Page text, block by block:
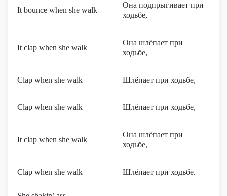
It bounce when she walk
Она подпрыгивает при
ходьбе,
It clap when she walk
Она шлёпает при
ходьбе,
Clap when she walk Шлёпает при ходьбе,
Clap when she walk Шлёпает при ходьбе,
It clap when she walk
Она шлёпает при
ходьбе,
Clap when she walk Шлёпает при ходьбе.